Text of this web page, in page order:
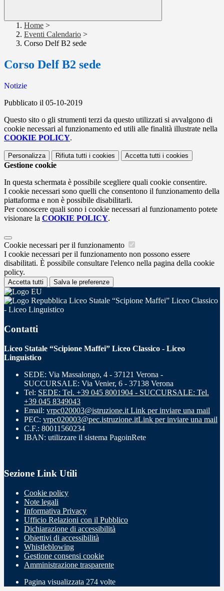
Home >
Eventi Calendario >
Corso Delf B2 sede
Corso Delf B2 sede
Notizie
Pubblicato il 05-10-2019
Questo sito o gli strumenti terzi da questo utilizzati si avvalgono di
cookie necessari al funzionamento ed utili alle finalità illustrate nella
COOKIE POLICY.
Personalizza Rifiuta tutti i cookies Accetta tutti i cookies
Gestione cookie
In questa schermata è possibile scegliere quali cookie consentire.
I cookie necessari sono quelli che consentono il funzionamento della
piattaforma e non è possibile disabilitarli.
Per conoscere quali sono i cookie necessari al funzionamento potete
visionare la COOKIE POLICY.
Cookie necessari per il funzionamento
I cookie necessari per il funzionamento non possono essere
disabilitati. È possibile consultare l'elenco nella pagina della cookie
policy.
Accetta tutti Salva le preferenze
Liceo Statale “Scipione Maffei” Liceo Classico
- Liceo Linguistico
Contatti
Liceo Statale “Scipione Maffei” Liceo Classico - Liceo
Linguistico
SEDE: Via Massalongo, 4 - 37121 Verona -
SUCCURSALE: Via Venier, 6 - 37138 Verona
Tel: SEDE: Tel. +39 045 8001904 - SUCCURSALE: Tel.
+39 045 8349043
Email: vrpc020003@istruzione.it Link per inviare una mail
PEC: vrpc020003@pec.istruzione.itLink per inviare una mail
C.F.: 80011560234
IBAN: utilizzare il sistema PagoinRete
Sezione Link Utili
Cookie policy
Note legali
Informativa Privacy
Ufficio Relazioni con il Pubblico
Dichiarazione di accessibilità
Obiettivi di accessibilità
Whistleblowing
Gestione consensi cookie
Amministrazione trasparente
Pagina visualizzata 274 volte